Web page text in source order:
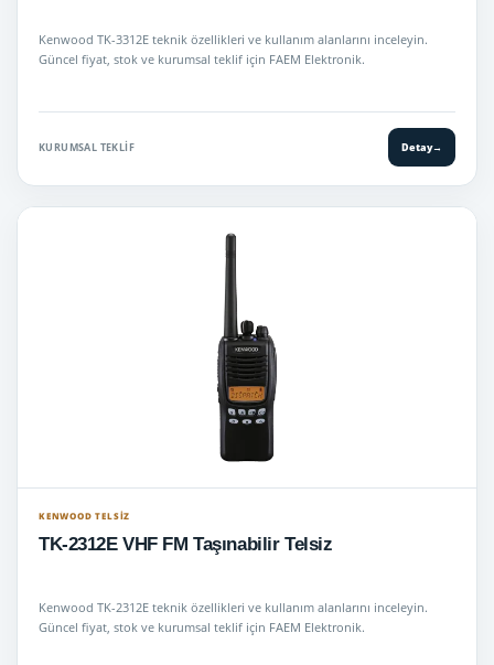
Kenwood TK-3312E teknik özellikleri ve kullanım alanlarını inceleyin.
Güncel fiyat, stok ve kurumsal teklif için FAEM Elektronik.
KURUMSAL TEKLIF Detay→
KENWOOD TELSIZ
TK-2312E VHF FM Taşınabilir Telsiz
Kenwood TK-2312E teknik özellikleri ve kullanım alanlarını inceleyin.
Güncel fiyat, stok ve kurumsal teklif için FAEM Elektronik.